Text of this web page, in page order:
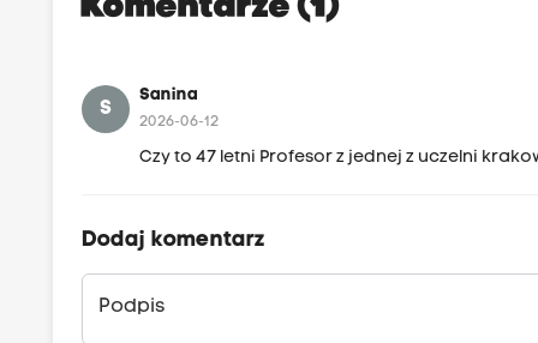
Komentarze (1)
S
Sanina
2026-06-12
Czy to 47 letni Profesor z jednej z uczelni
Dodaj komentarz
Podpis